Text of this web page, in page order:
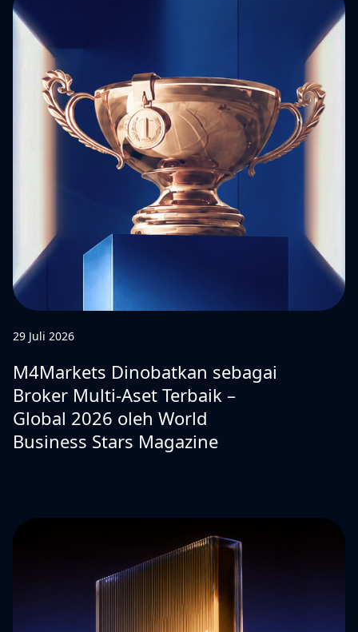
29 Juli 2026
M4Markets Dinobatkan sebagai
Broker Multi-Aset Terbaik –
Global 2026 oleh World
Business Stars Magazine